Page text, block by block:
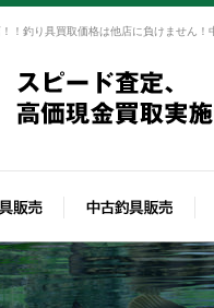
！釣り具買取価格は他店に負けません